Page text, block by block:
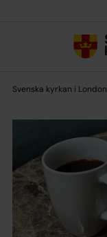
Svenska kyrkan i London